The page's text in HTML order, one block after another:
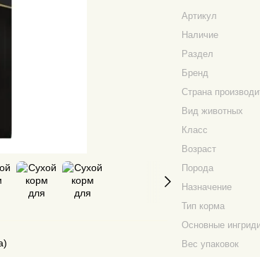
Артикул
Наличие
Раздел
Бренд
Страна
Вид животных
Класс
Возраст
Порода
Назначение
Тип корма
Основные
Вес упаковок